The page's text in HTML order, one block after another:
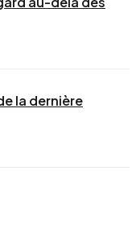
la dernière